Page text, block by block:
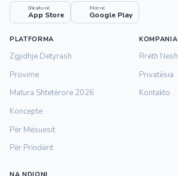
Shkarko në
App Store
Merr në
Google Play
PLATFORMA
Zgjidhje Detyrash
Provime
Matura Shtetërore 2026
Koncepte
Për Mësuesit
Për Prindërit
KOMPANIA
Rreth Nesh
Privatësia
Kontakto